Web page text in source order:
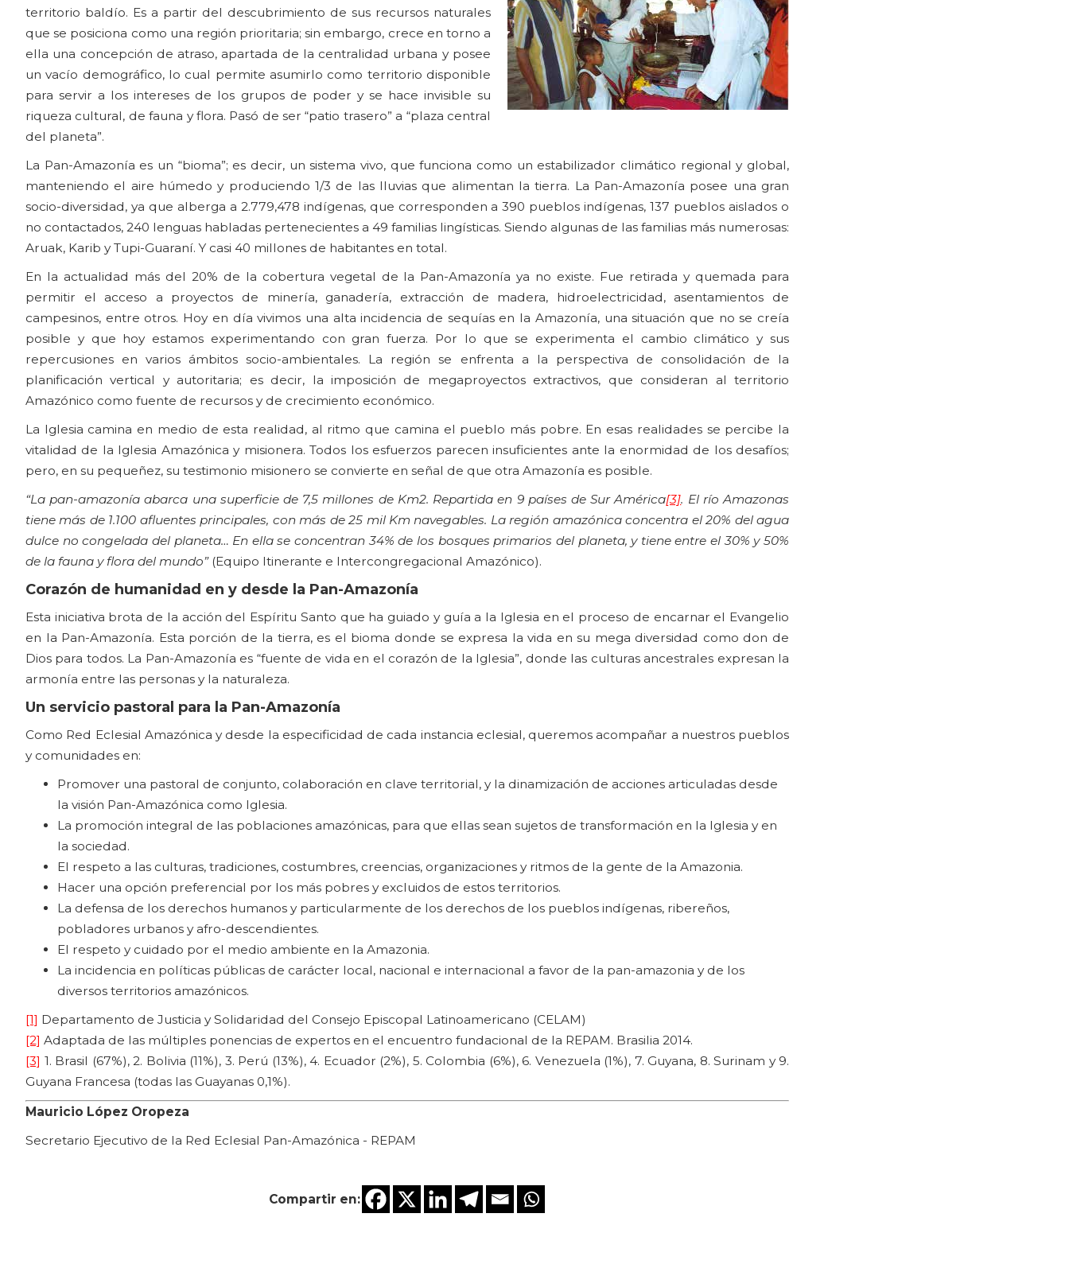
territorio baldío. Es a partir del descubrimiento de sus recursos naturales
que se posiciona como una región prioritaria; sin embargo, crece en torno a
ella una concepción de atraso, apartada de la centralidad urbana y posee
un vacío demográfico, lo cual permite asumirlo como territorio disponible
para servir a los intereses de los grupos de poder y se hace invisible su
riqueza cultural, de fauna y flora. Pasó de ser “patio trasero” a “plaza central
del planeta”.
La Pan-Amazonía es un “bioma”; es decir, un sistema vivo, que funciona como un estabilizador climático regional y global,
manteniendo el aire húmedo y produciendo 1/3 de las lluvias que alimentan la tierra. La Pan-Amazonía posee una gran
socio-diversidad, ya que alberga a 2.779,478 indígenas, que corresponden a 390 pueblos indígenas, 137 pueblos aislados o
no contactados, 240 lenguas habladas pertenecientes a 49 familias lingísticas. Siendo algunas de las familias más numerosas:
Aruak, Karib y Tupi-Guaraní. Y casi 40 millones de habitantes en total.
En la actualidad más del 20% de la cobertura vegetal de la Pan-Amazonía ya no existe. Fue retirada y quemada para
permitir el acceso a proyectos de minería, ganadería, extracción de madera, hidroelectricidad, asentamientos de
campesinos, entre otros. Hoy en día vivimos una alta incidencia de sequías en la Amazonía, una situación que no se creía
posible y que hoy estamos experimentando con gran fuerza. Por lo que se experimenta el cambio climático y sus
repercusiones en varios ámbitos socio-ambientales. La región se enfrenta a la perspectiva de consolidación de la
planificación vertical y autoritaria; es decir, la imposición de megaproyectos extractivos, que consideran al territorio
Amazónico como fuente de recursos y de crecimiento económico.
La Iglesia camina en medio de esta realidad, al ritmo que camina el pueblo más pobre. En esas realidades se percibe la
vitalidad de la Iglesia Amazónica y misionera. Todos los esfuerzos parecen insuficientes ante la enormidad de los desafíos;
pero, en su pequeñez, su testimonio misionero se convierte en señal de que otra Amazonía es posible.
“La pan-amazonía abarca una superficie de 7,5 millones de Km2. Repartida en 9 países de Sur América[3]. El río Amazonas
tiene más de 1.100 afluentes principales, con más de 25 mil Km navegables. La región amazónica concentra el 20% del agua
dulce no congelada del planeta… En ella se concentran 34% de los bosques primarios del planeta, y tiene entre el 30% y 50%
de la fauna y flora del mundo”(Equipo Itinerante e Intercongregacional Amazónico).
Corazón de humanidad en y desde la Pan-Amazonía
Esta iniciativa brota de la acción del Espíritu Santo que ha guiado y guía a la Iglesia en el proceso de encarnar el Evangelio
en la Pan-Amazonía. Esta porción de la tierra, es el bioma donde se expresa la vida en su mega diversidad como don de
Dios para todos. La Pan-Amazonía es “fuente de vida en el corazón de la Iglesia”, donde las culturas ancestrales expresan la
armonía entre las personas y la naturaleza.
Un servicio pastoral para la Pan-Amazonía
Como Red Eclesial Amazónica y desde la especificidad de cada instancia eclesial, queremos acompañar a nuestros pueblos
y comunidades en:
Promover una pastoral de conjunto, colaboración en clave territorial, y la dinamización de acciones articuladas desde
la visión Pan-Amazónica como Iglesia.
La promoción integral de las poblaciones amazónicas, para que ellas sean sujetos de transformación en la Iglesia y en
la sociedad.
El respeto a las culturas, tradiciones, costumbres, creencias, organizaciones y ritmos de la gente de la Amazonia.
Hacer una opción preferencial por los más pobres y excluidos de estos territorios.
La defensa de los derechos humanos y particularmente de los derechos de los pueblos indígenas, ribereños,
pobladores urbanos y afro-descendientes.
El respeto y cuidado por el medio ambiente en la Amazonia.
La incidencia en políticas públicas de carácter local, nacional e internacional a favor de la pan-amazonia y de los
diversos territorios amazónicos.
[1] Departamento de Justicia y Solidaridad del Consejo Episcopal Latinoamericano (CELAM)
[2] Adaptada de las múltiples ponencias de expertos en el encuentro fundacional de la REPAM. Brasilia 2014.
[3] 1. Brasil (67%), 2. Bolivia (11%), 3. Perú (13%), 4. Ecuador (2%), 5. Colombia (6%), 6. Venezuela (1%), 7. Guyana, 8. Surinam y 9.
Guyana Francesa (todas las Guayanas 0,1%).
Mauricio López Oropeza
Secretario Ejecutivo de la Red Eclesial Pan-Amazónica - REPAM
Compartir en: